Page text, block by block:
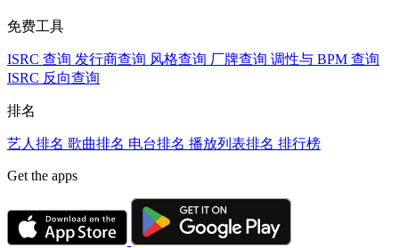
免费工具
ISRC 查询 发行商查询 风格查询 厂牌查询 调性与 BPM 查询
ISRC 反向查询
排名
艺人排名 歌曲排名 电台排名 播放列表排名 排行榜
Get the apps